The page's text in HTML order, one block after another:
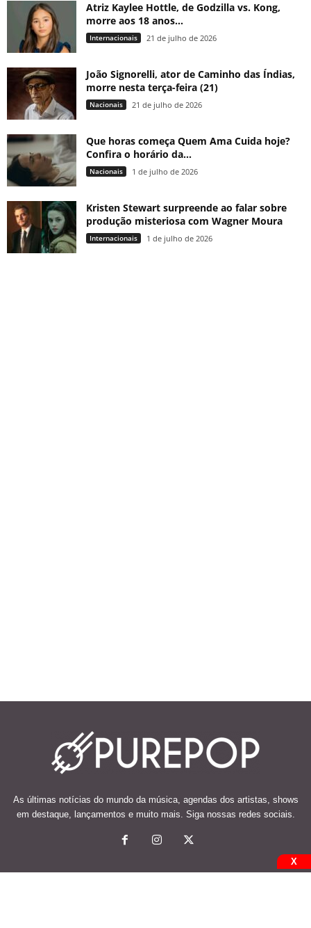
Atriz Kaylee Hottle, de Godzilla vs. Kong,
morre aos 18 anos...
Internacionais 21 de julho de 2026
João Signorelli, ator de Caminho das Índias,
morre nesta terça-feira (21)
Nacionais 21 de julho de 2026
Que horas começa Quem Ama Cuida hoje?
Confira o horário da...
Nacionais 1 de julho de 2026
Kristen Stewart surpreende ao falar sobre
produção misteriosa com Wagner Moura
Internacionais 1 de julho de 2026
As últimas notícias do mundo da música, agendas dos artistas, shows
em destaque, lançamentos e muito mais. Siga nossas redes sociais.
X